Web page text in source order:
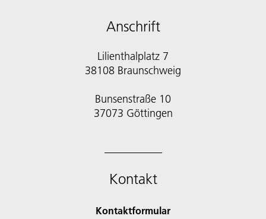
Anschrift
Lilienthalplatz 7
38108 Braunschweig
Bunsenstraße 10
Kontakt
Kontaktformular